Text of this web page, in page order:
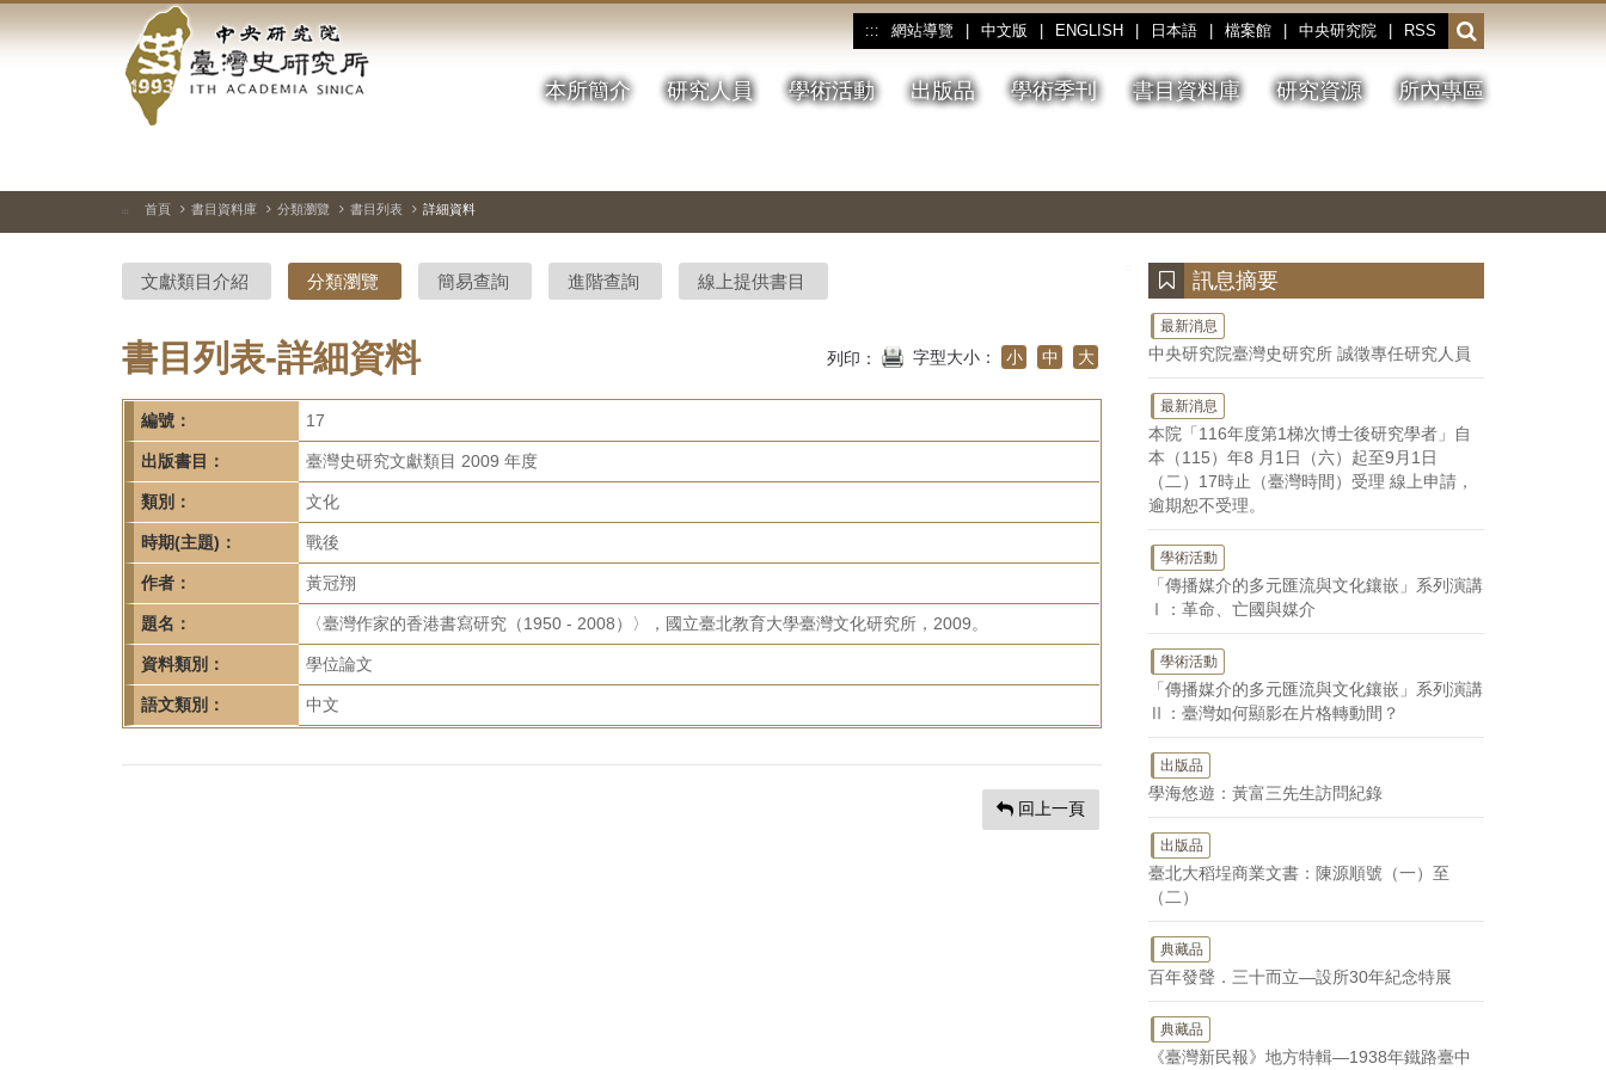
到
中
央
研
院-
臺
灣
史
研
究
所-
首
頁
::: 網站導覽 中文版 ENGLISH 日本語 檔案館 中央研究院 RSS
開
啟
或
收
本所簡介 研究人員 學術活動 出版品 學術季刊 書目資料庫 研究資源 所內專區
停、
圖
圖
結
::: 首頁 書目資料庫 分類瀏覽 書目列表 詳細資料
文獻類目介紹 分類瀏覽 簡易查詢 進階查詢 線上提供書目
書目列表-詳細資料 列印： 字型大小： 小 中 大
編號： 17
出版書目： 臺灣史研究文獻類目 2009 年度
類別： 文化
時期(主題)： 戰後
作者： 黃冠翔
題名： 〈臺灣作家的香港書寫研究（1950 - 2008）〉，國立臺北教育大學臺灣文化研究所，2009。
資料類別： 學位論文
語文類別： 中文
回上一頁
訊息摘要
最新消息
中央研究院臺灣史研究所 誠徵專任研究人員
最新消息
本院「116年度第1梯次博士後研究學者」自
本（115）年8 月1日（六）起至9月1日
（二）17時止（臺灣時間）受理 線上申請，
逾期恕不受理。
學術活動
「傳播媒介的多元匯流與文化鑲嵌」系列演講
Ⅰ：革命、亡國與媒介
學術活動
「傳播媒介的多元匯流與文化鑲嵌」系列演講
Ⅱ：臺灣如何顯影在片格轉動間？
出版品
學海悠遊：黃富三先生訪問紀錄
出版品
臺北大稻埕商業文書：陳源順號（一）至
（二）
典藏品
百年發聲．三十而立—設所30年紀念特展
典藏品
《臺灣新民報》地方特輯—1938年鐵路臺中